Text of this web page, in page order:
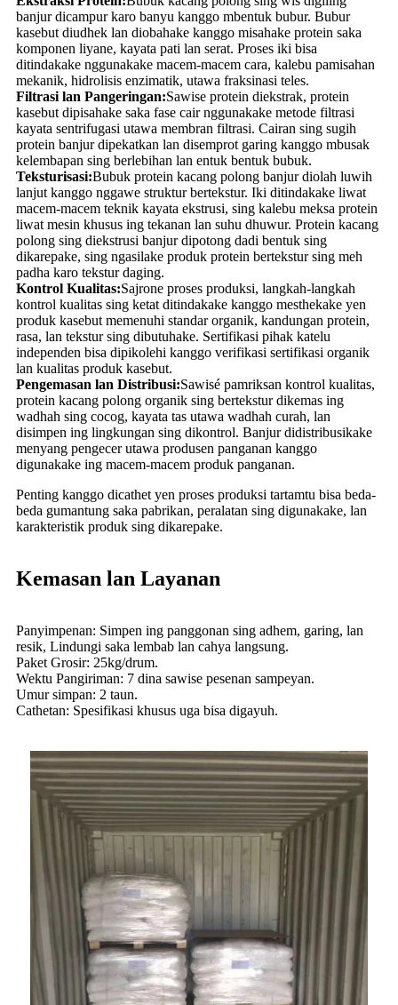
banjur dicampur karo banyu kanggo mbentuk bubur. Bubur
kasebut diudhek lan diobahake kanggo misahake protein saka
komponen liyane, kayata pati lan serat. Proses iki bisa
ditindakake nggunakake macem-macem cara, kalebu pamisahan
mekanik, hidrolisis enzimatik, utawa fraksinasi teles.
Filtrasi lan Pangeringan:Sawise protein diekstrak, protein
kasebut dipisahake saka fase cair nggunakake metode filtrasi
kayata sentrifugasi utawa membran filtrasi. Cairan sing sugih
protein banjur dipekatkan lan disemprot garing kanggo mbusak
kelembapan sing berlebihan lan entuk bentuk bubuk.
Teksturisasi:Bubuk protein kacang polong banjur diolah luwih
lanjut kanggo nggawe struktur bertekstur. Iki ditindakake liwat
macem-macem teknik kayata ekstrusi, sing kalebu meksa protein
liwat mesin khusus ing tekanan lan suhu dhuwur. Protein kacang
polong sing diekstrusi banjur dipotong dadi bentuk sing
dikarepake, sing ngasilake produk protein bertekstur sing meh
padha karo tekstur daging.
Kontrol Kualitas:Sajrone proses produksi, langkah-langkah
kontrol kualitas sing ketat ditindakake kanggo mesthekake yen
produk kasebut memenuhi standar organik, kandungan protein,
rasa, lan tekstur sing dibutuhake. Sertifikasi pihak katelu
independen bisa dipikolehi kanggo verifikasi sertifikasi organik
lan kualitas produk kasebut.
Pengemasan lan Distribusi:Sawisé pamriksan kontrol kualitas,
protein kacang polong organik sing bertekstur dikemas ing
wadhah sing cocog, kayata tas utawa wadhah curah, lan
disimpen ing lingkungan sing dikontrol. Banjur didistribusikake
menyang pengecer utawa produsen panganan kanggo
digunakake ing macem-macem produk panganan.
Penting kanggo dicathet yen proses produksi tartamtu bisa beda-
beda gumantung saka pabrikan, peralatan sing digunakake, lan
karakteristik produk sing dikarepake.
Kemasan lan Layanan
Panyimpenan: Simpen ing panggonan sing adhem, garing, lan
resik, Lindungi saka lembab lan cahya langsung.
Paket Grosir: 25kg/drum.
Wektu Pangiriman: 7 dina sawise pesenan sampeyan.
Umur simpan: 2 taun.
Cathetan: Spesifikasi khusus uga bisa digayuh.